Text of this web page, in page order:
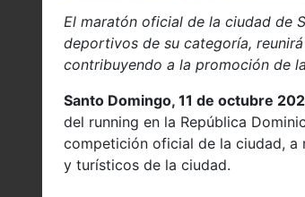
El maratón oficial de la ciudad de
deportivos de su categoría,
contribuyendo a la promoción de
Santo Domingo, 11 de octubre
del running en la República
competición oficial de la ciudad, a
y turísticos de la ciudad.